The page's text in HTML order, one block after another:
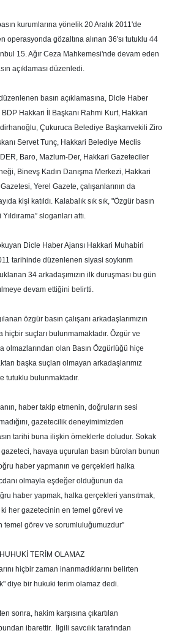
kurumlarına yönelik 20 Aralık 2011'de
operasyonda gözaltına alınan 36'sı tutuklu 44
15. Ağır Ceza Mahkemesi'nde devam eden
açıklaması düzenledi.
basın açıklamasına, Dicle Haber
BDP Hakkari İl Başkanı Rahmi Kurt, Hakkari
Çukuruca Belediye Başkanvekili Ziro
Servet Tunç, Hakkari Belediye Meclis
Baro, Mazlum-Der, Hakkari Gazeteciler
Binevş Kadın Danışma Merkezi, Hakkari
Yerel Gazete, çalışanlarının da
kişi katıldı. Kalabalık sık sık, "Özgür basın
sloganları attı.
Dicle Haber Ajansı Hakkari Muhabiri
tarihinde düzenlenen siyasi soykırım
34 arkadaşımızın ilk duruşması bu gün
devam ettiğini belirtti.
özgür basın çalışanı arkadaşlarımızın
suçları bulunmamaktadır. Özgür ve
olmazlarından olan Basın Özgürlüğü hiçe
başka suçları olmayan arkadaşlarımız
tutuklu bulunmaktadır.
haber takip etmenin, doğruların sesi
gazetecilik deneyimimizden
tarihi buna ilişkin örneklerle doludur. Sokak
havaya uçurulan basın büroları bunun
haber yapmanın ve gerçekleri halka
olmayla eşdeğer olduğunun da
haber yapmak, halka gerçekleri yansıtmak,
her gazetecinin en temel görevi ve
temel görev ve sorumluluğumuzdur”
TERİM OLAMAZ
hiçbir zaman inanmadıklarını belirten
diye bir hukuki terim olamaz dedi.
sonra, hakim karşısına çıkartılan
ibarettir.
İlgili savcılık tarafından